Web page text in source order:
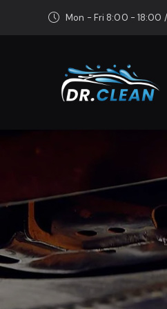
Mon - Fri 8:00 - 18:00